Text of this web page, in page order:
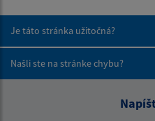
Je táto stránka užitočná?
Našli ste na stránke chybu?